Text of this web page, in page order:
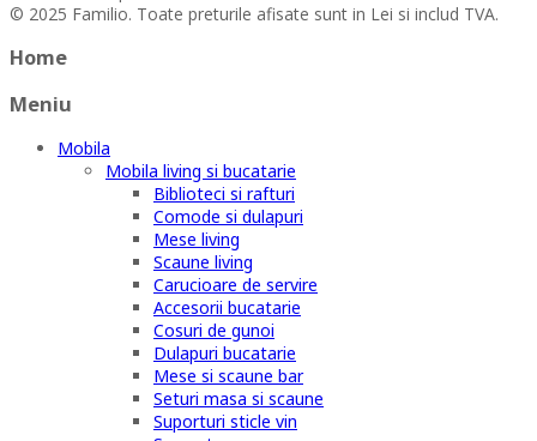
© 2025 Familio. Toate preturile afisate sunt in Lei si includ TVA.
Home
Meniu
Mobila
Mobila living si bucatarie
Biblioteci si rafturi
Comode si dulapuri
Mese living
Scaune living
Carucioare de servire
Accesorii bucatarie
Cosuri de gunoi
Dulapuri bucatarie
Mese si scaune bar
Seturi masa si scaune
Suporturi sticle vin